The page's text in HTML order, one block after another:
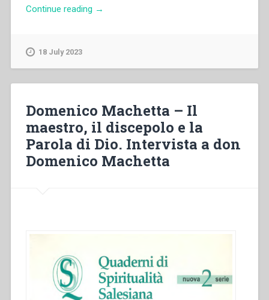
Continue reading “Francis
nella
vita
della
Chiesa
e
salesiana
5”
→
18 July 2023
Domenico Machetta – Il
maestro, il discepolo e la
Parola di Dio. Intervista a don
Domenico Machetta